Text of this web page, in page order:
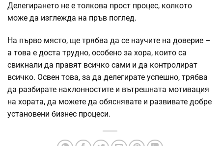
Делегирането не е толкова прост процес, колкото
може да изглежда на пръв поглед.
На първо място, ще трябва да се научите на доверие –
а това е доста трудно, особено за хора, които са
свикнали да правят всичко сами и да контролират
всичко. Освен това, за да делегирате успешно, трябва
да разбирате наклонностите и вътрешната мотивация
на хората, да можете да обяснявате и развивате добре
установени бизнес процеси.